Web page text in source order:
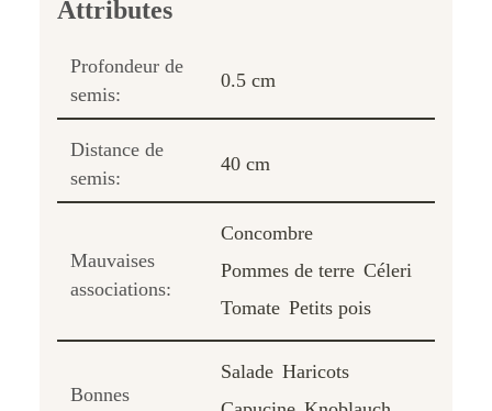
Profondeur de
semis:
0.5 cm
Distance de
semis:
40 cm
Mauvaises
associations:
Concombre
Pommes de terre Céleri
Tomate Petits pois
Bonnes
Salade Haricots